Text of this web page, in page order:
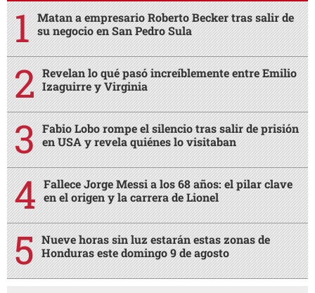
Matan a empresario Roberto Becker tras salir de
su negocio en San Pedro Sula
Revelan lo qué pasó increíblemente entre Emilio
Izaguirre y Virginia
Fabio Lobo rompe el silencio tras salir de prisión
en USA y revela quiénes lo visitaban
Fallece Jorge Messi a los 68 años: el pilar clave
en el origen y la carrera de Lionel
Nueve horas sin luz estarán estas zonas de
Honduras este domingo 9 de agosto